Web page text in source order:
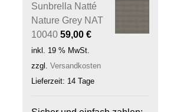
Sunbrella Natté
Nature Grey NAT
10040 59,00 €
inkl. 19 % MwSt.
zzgl. Versandkosten
Lieferzeit: 14 Tage